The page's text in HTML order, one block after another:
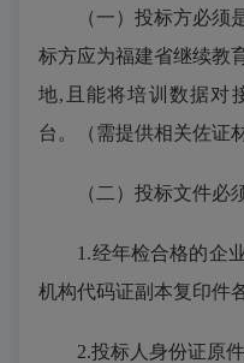
（一）投标方必须
标方应为福建省继续教
地,且能将培训数据对
台。（需提供相关佐证
（二）投标文件必
1.经年检合格的企
机构代码证副本复印件
2.投标人身份证原